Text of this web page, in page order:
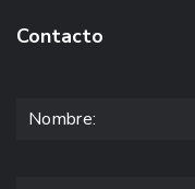
Contacto